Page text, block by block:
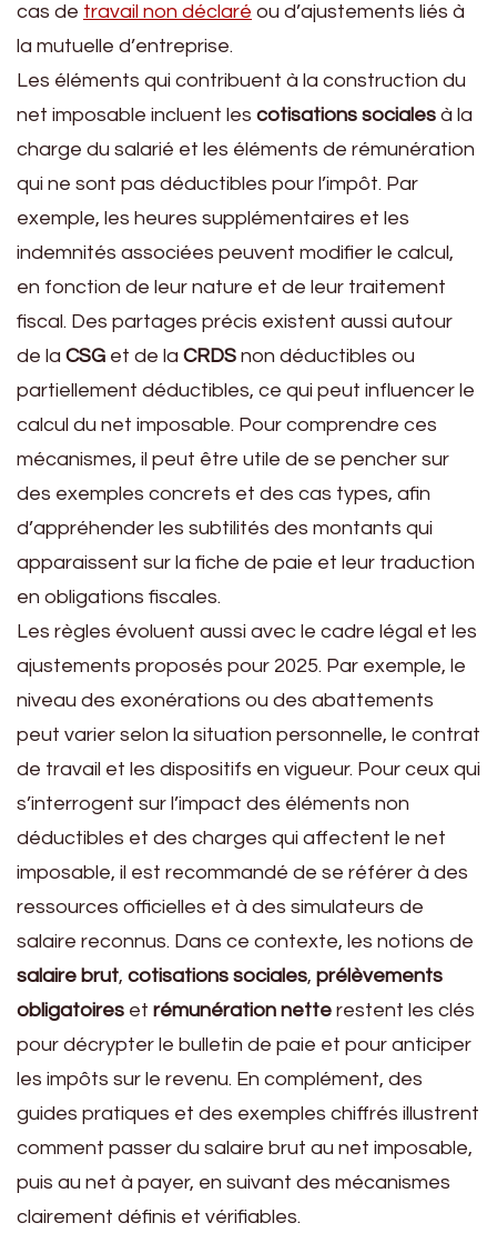
cas de travail non déclaré ou d’ajustements liés à
la mutuelle d’entreprise.
Les éléments qui contribuent à la construction du
net imposable incluent les cotisations sociales à la
charge du salarié et les éléments de rémunération
qui ne sont pas déductibles pour l’impôt. Par
exemple, les heures supplémentaires et les
indemnités associées peuvent modifier le calcul,
en fonction de leur nature et de leur traitement
fiscal. Des partages précis existent aussi autour
de la CSG et de la CRDS non déductibles ou
partiellement déductibles, ce qui peut influencer le
calcul du net imposable. Pour comprendre ces
mécanismes, il peut être utile de se pencher sur
des exemples concrets et des cas types, afin
d’appréhender les subtilités des montants qui
apparaissent sur la fiche de paie et leur traduction
en obligations fiscales.
Les règles évoluent aussi avec le cadre légal et les
ajustements proposés pour 2025. Par exemple, le
niveau des exonérations ou des abattements
peut varier selon la situation personnelle, le contrat
de travail et les dispositifs en vigueur. Pour ceux qui
s’interrogent sur l’impact des éléments non
déductibles et des charges qui affectent le net
imposable, il est recommandé de se référer à des
ressources officielles et à des simulateurs de
salaire reconnus. Dans ce contexte, les notions de
salaire brut, cotisations sociales, prélèvements
obligatoires et rémunération nette restent les clés
pour décrypter le bulletin de paie et pour anticiper
les impôts sur le revenu. En complément, des
guides pratiques et des exemples chiffrés illustrent
comment passer du salaire brut au net imposable,
puis au net à payer, en suivant des mécanismes
clairement définis et vérifiables.